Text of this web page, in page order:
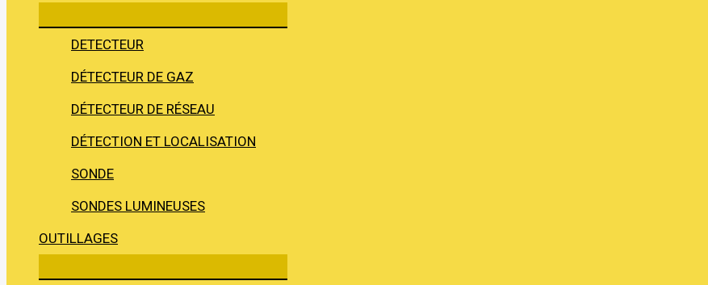
DETECTEUR
DÉTECTEUR DE GAZ
DÉTECTEUR DE RÉSEAU
DÉTECTION ET LOCALISATION
SONDE
SONDES LUMINEUSES
OUTILLAGES